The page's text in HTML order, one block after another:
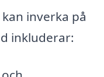
inverka på
inkluderar: